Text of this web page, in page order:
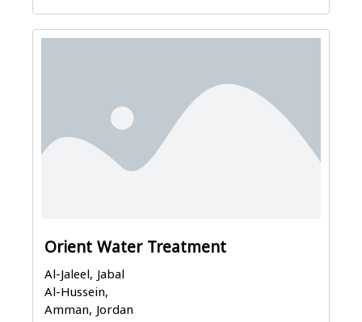
Orient Water Treatment
Al-Jaleel, Jabal
Al-Hussein,
Amman, Jordan